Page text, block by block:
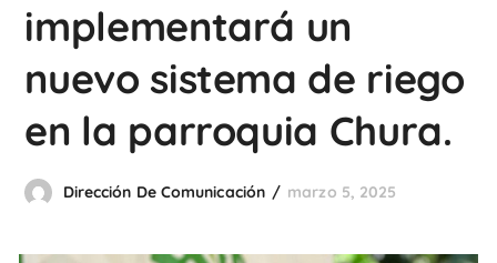
implementará un
nuevo sistema de riego
en la parroquia Chura.
Dirección De Comunicación marzo 5, 2025